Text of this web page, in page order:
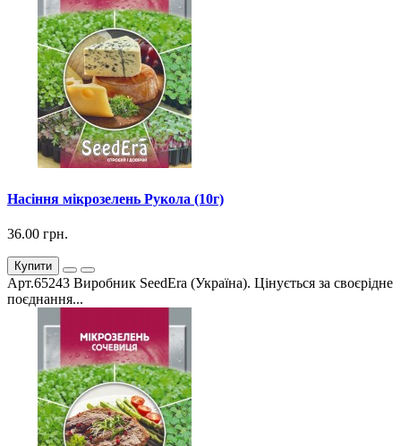
Насіння мікрозелень Рукола (10г)
36.00 грн.
Купити
Арт.65243 Виробник SeedEra (Україна). Цінується за своєрідне
поєднання...